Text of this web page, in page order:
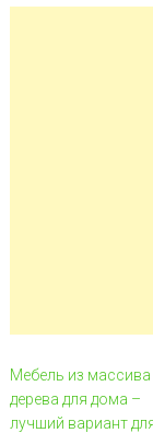
Мебель из массива
дерева для дома –
лучший вариант